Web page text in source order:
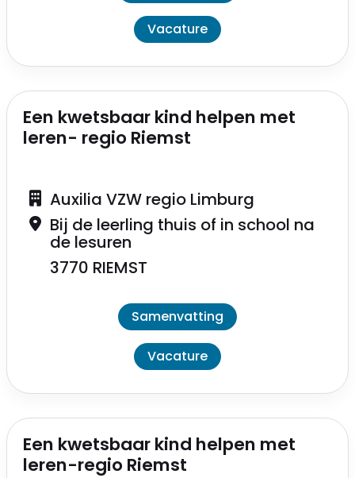
Vacature
Een kwetsbaar kind helpen met
leren- regio Riemst
Auxilia VZW regio Limburg
Bij de leerling thuis of in school na
de lesuren
3770 RIEMST
Samenvatting
Vacature
Een kwetsbaar kind helpen met
leren-regio Riemst